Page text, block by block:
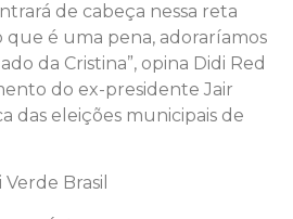
de cabeça nessa reta
que é uma pena, adoraríamos
da Cristina”, opina Didi Red
do ex-presidente Jair
das eleições municipais de
Brasil